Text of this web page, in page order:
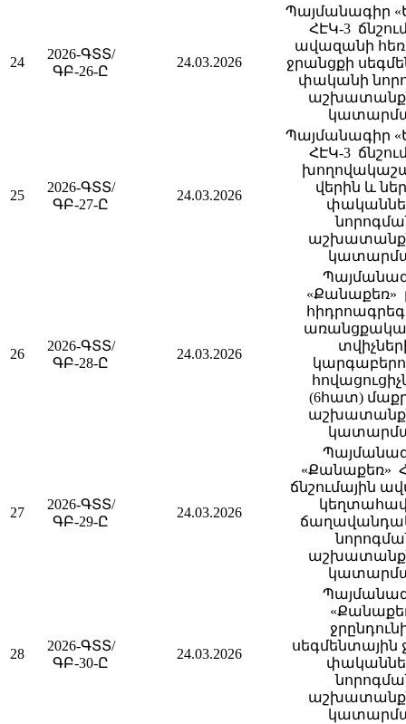
24
2026-ԳՏՏ/
ԳԲ-26-Ը
24.03.2026
Պայմանագիր
ՀԷԿ-3
ավազանի
ջրանցքի
փականի
25
2026-ԳՏՏ/
ԳԲ-27-Ը
24.03.2026
Պայմանագիր
ՀԷԿ-3
վերին և
26
2026-ԳՏՏ/
ԳԲ-28-Ը
24.03.2026
«Քանաքեռ»
(6հատ)
27
2026-ԳՏՏ/
ԳԲ-29-Ը
24.03.2026
«Քանաքեռ»
ճնշումային
28
2026-ԳՏՏ/
ԳԲ-30-Ը
24.03.2026